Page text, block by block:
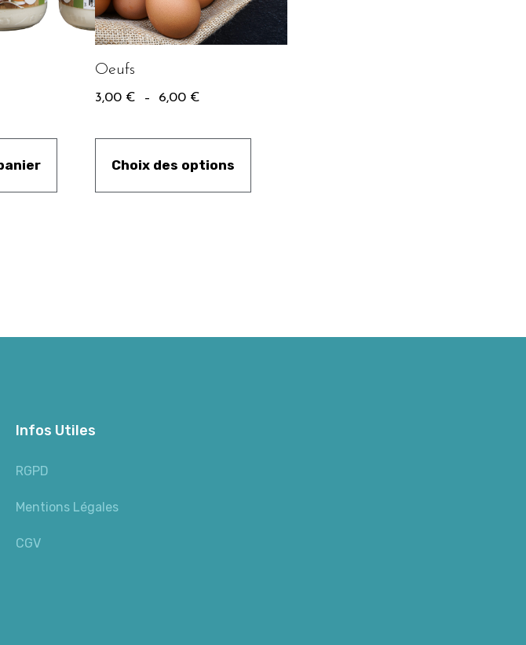
Oeufs
3,00 € – 6,00 €
Choix des options
Infos Utiles
RGPD
Mentions Légales
CGV